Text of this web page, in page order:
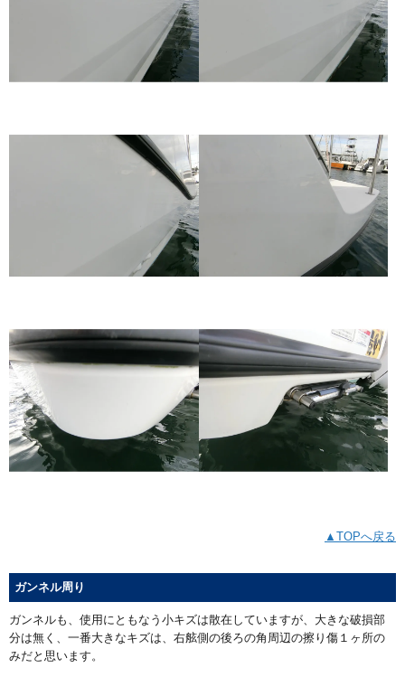
▲TOPへ戻る
ガンネル周り
ガンネルも、使用にともなう小キズは散在していますが、大きな破損部
分は無く、一番大きなキズは、右舷側の後ろの角周辺の擦り傷１ヶ所の
みだと思います。